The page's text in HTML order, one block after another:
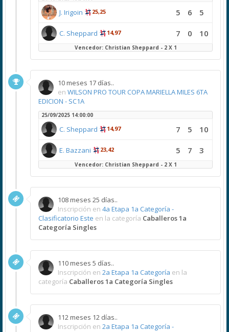
J. Irigoin 25,25 5 6 5
C. Sheppard 14,97 7 0 10
Vencedor: Christian Sheppard - 2 X 1
10 meses 17 días..
en WILSON PRO TOUR COPA MARIELLA MILES 6TA
EDICION - SC1A
25/09/2025 14:00:00
C. Sheppard 14,97 7 5 10
E. Bazzani 23,42 5 7 3
Vencedor: Christian Sheppard - 2 X 1
108 meses 25 días..
Inscripción en 4a Etapa 1a Categoría -
Clasificatorio Este en la categoría Caballeros 1a
Categoría Singles
110 meses 5 días..
Inscripción en 2a Etapa 1a Categoría en la
categoría Caballeros 1a Categoría Singles
112 meses 12 días..
Inscripción en 2a Etapa 1a Categoría -